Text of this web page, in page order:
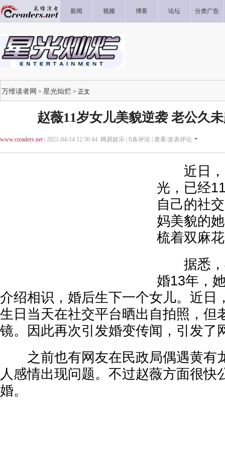
新闻 视频 博客 论坛 分类广告
万维读者网 > 星光灿烂 > 正文
赵薇11岁女儿美貌逆袭 老公久
www.creaders.net| 2021-04-14 12:30:44 网易娱乐 | 0条评论 | 查看/发表评论
近日，
光，已经
自己的社
妈美貌的
梳着双麻
据悉，
婚13年，
介绍相识，婚后生下一个女儿。近日
生日当天在社交平台晒出自拍照，但
镜。因此再次引发婚变传闻，引发了
之前也有网友在民政局偶遇黄有
人感情出现问题。不过赵薇方面很快
婚。